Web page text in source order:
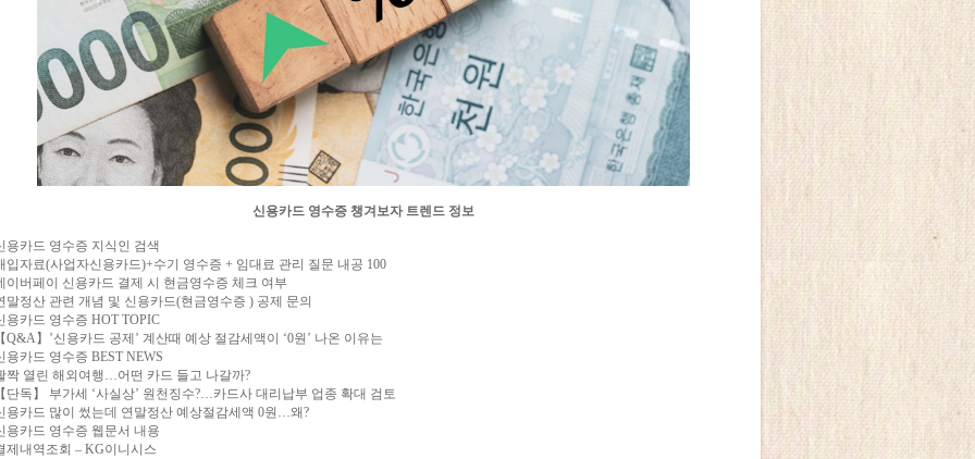
신용카드 영수증 챙겨보자 트렌드 정보
용카드 영수증 지식인 검색
입자료(사업자신용카드)+수기 영수증 + 임대료 관리 질문 내공 100
이버페이 신용카드 결제 시 현금영수증 체크 여부
말정산 관련 개념 및 신용카드(현금영수증 ) 공제 문의
용카드 영수증 HOT TOPIC
Q&A】’신용카드 공제’ 계산때 예상 절감세액이 ‘0원’ 나온 이유는
용카드 영수증 BEST NEWS
짝 열린 해외여행…어떤 카드 들고 나갈까?
단독】 부가세 ‘사실상’ 원천징수?…카드사 대리납부 업종 확대 검토
용카드 많이 썼는데 연말정산 예상절감세액 0원…왜?
용카드 영수증 웹문서 내용
제내역조회 – KG이니시스